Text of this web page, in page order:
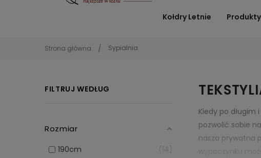
Kołdry Letnie
Strona główna Sypialnia
FILTRUJ WEDŁUG
Rozmiar
190cm
14
Kiedy po
pozwolić sobie
nasza prywatna